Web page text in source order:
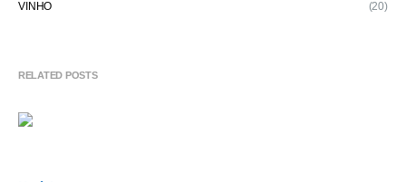
VINHO (20)
RELATED POSTS